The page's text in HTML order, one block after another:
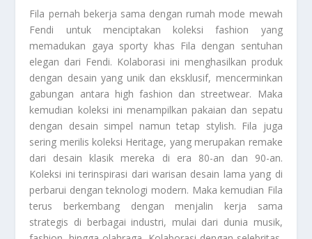
Fila pernah bekerja sama dengan rumah mode mewah
Fendi untuk menciptakan koleksi fashion yang
memadukan gaya sporty khas Fila dengan sentuhan
elegan dari Fendi. Kolaborasi ini menghasilkan produk
dengan desain yang unik dan eksklusif, mencerminkan
gabungan antara high fashion dan streetwear. Maka
kemudian koleksi ini menampilkan pakaian dan sepatu
dengan desain simpel namun tetap stylish. Fila juga
sering merilis koleksi Heritage, yang merupakan remake
dari desain klasik mereka di era 80-an dan 90-an.
Koleksi ini terinspirasi dari warisan desain lama yang di
perbarui dengan teknologi modern. Maka kemudian Fila
terus berkembang dengan menjalin kerja sama
strategis di berbagai industri, mulai dari dunia musik,